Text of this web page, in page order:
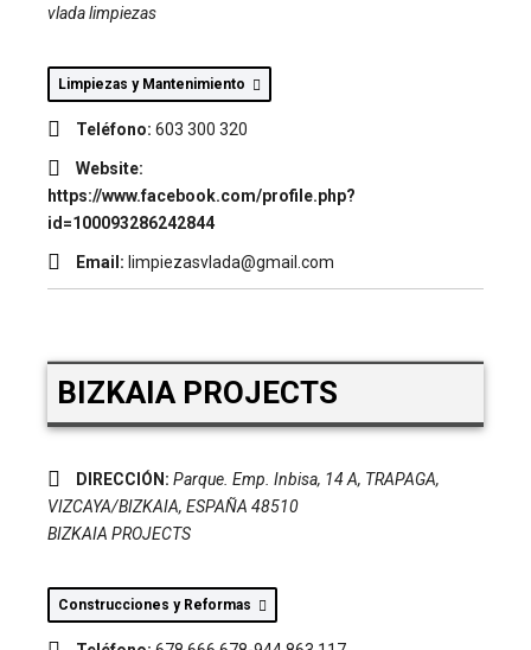
vlada limpiezas
Limpiezas y Mantenimiento
Teléfono: 603 300 320
Website:
https://www.facebook.com/profile.php?
id=100093286242844
Email: limpiezasvlada@gmail.com
BIZKAIA PROJECTS
DIRECCIÓN: Parque. Emp. Inbisa, 14 A, TRAPAGA,
VIZCAYA/BIZKAIA, ESPAÑA 48510
BIZKAIA PROJECTS
Construcciones y Reformas